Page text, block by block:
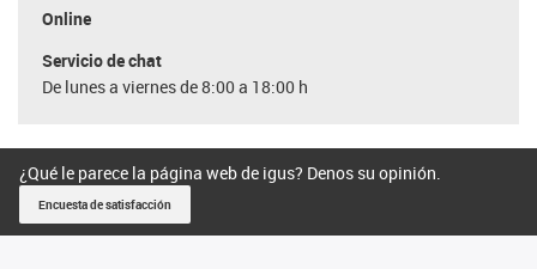
Online
Servicio de chat
De lunes a viernes de 8:00 a 18:00 h
¿Qué le parece la página web de igus? Denos su opinión.
Encuesta de satisfacción